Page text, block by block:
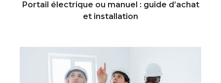
Portail électrique ou manuel : guide d’achat
et installation